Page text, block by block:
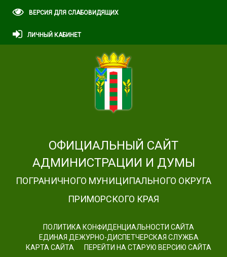
ВЕРСИЯ ДЛЯ СЛАБОВИДЯЩИХ
ЛИЧНЫЙ КАБИНЕТ
ОФИЦИАЛЬНЫЙ САЙТ
АДМИНИСТРАЦИИ И ДУМЫ
ПОГРАНИЧНОГО МУНИЦИПАЛЬНОГО ОКРУГА
ПРИМОРСКОГО КРАЯ
ПОЛИТИКА КОНФИДЕНЦИАЛЬНОСТИ САЙТА
ЕДИНАЯ ДЕЖУРНО-ДИСПЕТЧЕРСКАЯ СЛУЖБА
КАРТА САЙТА
ПЕРЕЙТИ НА СТАРУЮ ВЕРСИЮ САЙТА